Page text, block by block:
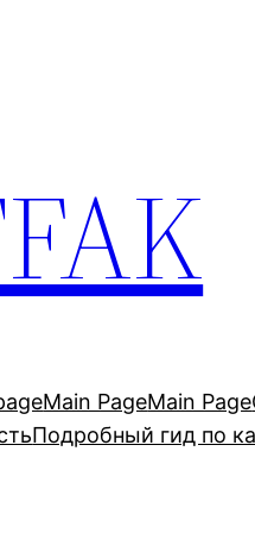
Main PageMain Page
Подробный гид по